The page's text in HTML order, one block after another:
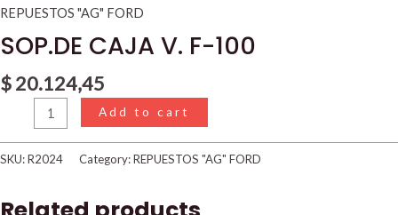
REPUESTOS "AG" FORD
SOP.DE CAJA V. F-100
$20.124,45
Add to cart
SKU:R2024 Category:REPUESTOS "AG" FORD